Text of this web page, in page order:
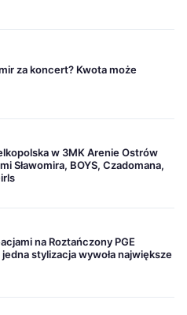
za koncert? Kwota może
w 3MK Arenie Ostrów
Sławomira, BOYS, Czadomana,
na Roztańczony PGE
stylizacja wywoła największe